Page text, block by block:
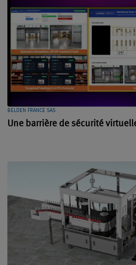
BELDEN FRANCE SAS
Une barrière de sécurité